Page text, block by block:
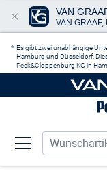
Es gibt zwei unabhängige
Hamburg und Düsseldorf.
Peek&Cloppenburg KG in
VAN
VAN GRAAF,